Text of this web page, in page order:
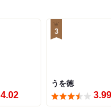
4.02
3
うを徳
3.99